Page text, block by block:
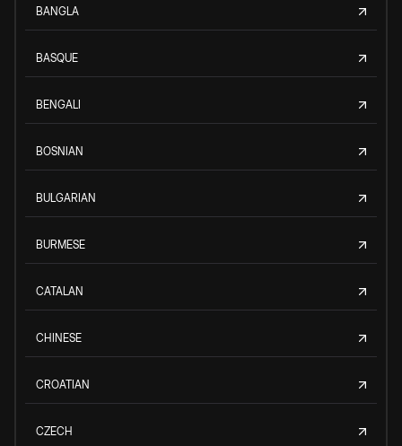
BANGLA
BASQUE
BENGALI
BOSNIAN
BULGARIAN
BURMESE
CATALAN
CHINESE
CROATIAN
CZECH